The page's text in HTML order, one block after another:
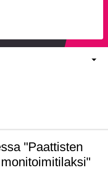
"Paattisten